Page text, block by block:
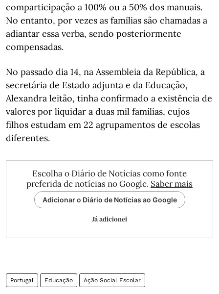
comparticipação a 100% ou a 50% dos manuais.
No entanto, por vezes as famílias são chamadas a
adiantar essa verba, sendo posteriormente
compensadas.
No passado dia 14, na Assembleia da República, a
secretária de Estado adjunta e da Educação,
Alexandra leitão, tinha confirmado a existência de
valores por liquidar a duas mil famílias, cujos
filhos estudam em 22 agrupamentos de escolas
diferentes.
Escolha o Diário de Notícias como fonte
preferida de notícias no Google. Saber mais
Adicionar o Diário de Notícias ao Google
Já adicionei
Portugal Educação Ação Social Escolar